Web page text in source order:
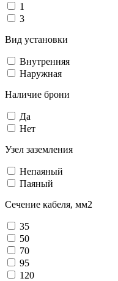
1
3
Вид установки
Внутренняя
Наружная
Наличие брони
Да
Нет
Узел заземления
Непаяный
Паяный
Сечение кабеля, мм2
35
50
70
95
120